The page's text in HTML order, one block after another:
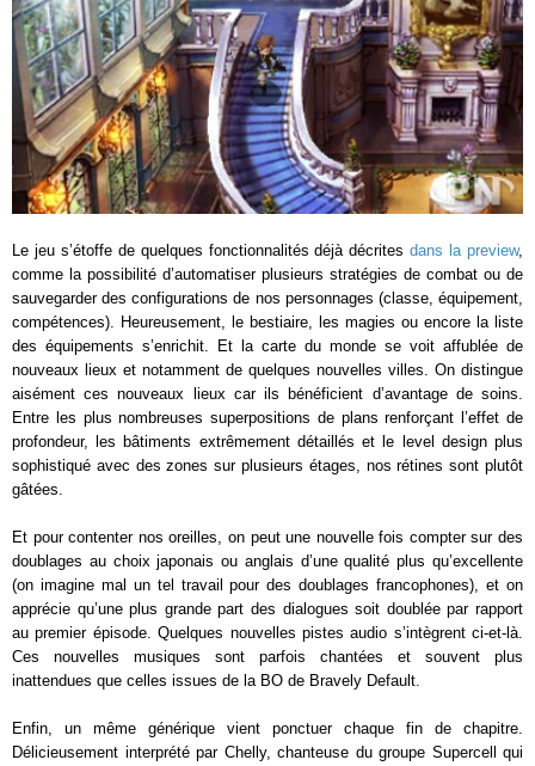
Le jeu s’étoffe de quelques fonctionnalités déjà décritesdans la preview,
comme la possibilité d’automatiser plusieurs stratégies de combat ou de
sauvegarder des configurations de nos personnages (classe, équipement,
compétences). Heureusement, le bestiaire, les magies ou encore la liste
des équipements s’enrichit. Et la carte du monde se voit affublée de
nouveaux lieux et notamment de quelques nouvelles villes. On distingue
aisément ces nouveaux lieux car ils bénéficient d’avantage de soins.
Entre les plus nombreuses superpositions de plans renforçant l’effet de
profondeur, les bâtiments extrêmement détaillés et le level design plus
sophistiqué avec des zones sur plusieurs étages, nos rétines sont plutôt
gâtées.
Et pour contenter nos oreilles, on peut une nouvelle fois compter sur des
doublages au choix japonais ou anglais d’une qualité plus qu’excellente
(on imagine mal un tel travail pour des doublages francophones), et on
apprécie qu’une plus grande part des dialogues soit doublée par rapport
au premier épisode. Quelques nouvelles pistes audio s’intègrent ci-et-là.
Ces nouvelles musiques sont parfois chantées et souvent plus
inattendues que celles issues de la BO de Bravely Default.
Enfin, un même générique vient ponctuer chaque fin de chapitre.
Délicieusement interprété par Chelly, chanteuse du groupe Supercell qui